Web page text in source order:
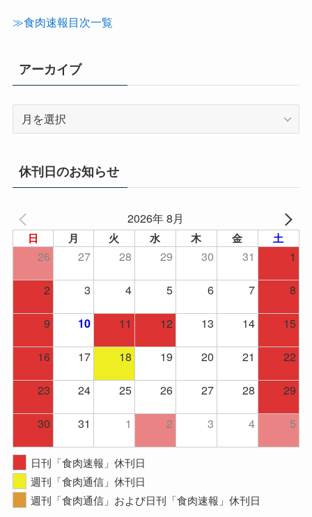
≫食肉速報目次一覧
アーカイブ
イ
ブ
休刊日のお知らせ
2026年 8月
日 月 火 水 木 金 土
26 27 28 29 30 31
1
2
3 4 5 6 7
8
9
10 11 12 13 14
15
16
17 18 19 20 21
22
23
24 25 26 27 28
29
30
31 1 2 3 4 5
日刊「食肉速報」休刊日
週刊「食肉通信」休刊日
週刊「食肉通信」および日刊「食肉速報」休刊日